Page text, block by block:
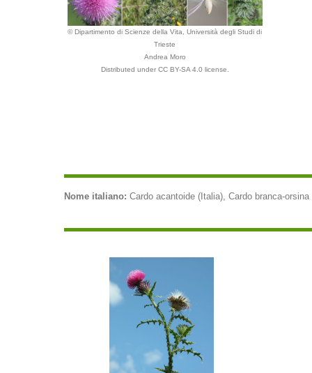
© Dipartimento di Scienze della Vita, Università degli Studi di
Trieste
Andrea Moro
Distributed under CC BY-SA 4.0 license.
Nome italiano: Cardo acantoide (Italia), Cardo branca-